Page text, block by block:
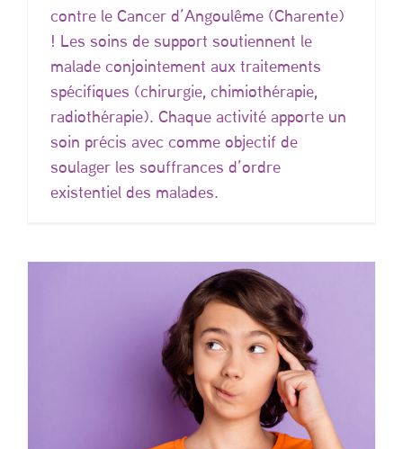
contre le Cancer d’Angoulême (Charente)
! Les soins de support soutiennent le
malade conjointement aux traitements
spécifiques (chirurgie, chimiothérapie,
radiothérapie). Chaque activité apporte un
soin précis avec comme objectif de
soulager les souffrances d’ordre
existentiel des malades.